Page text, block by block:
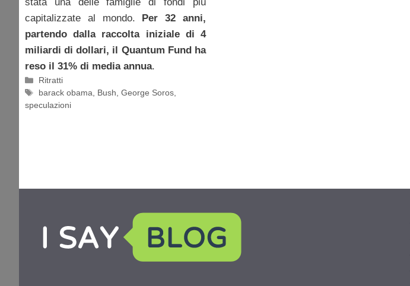
stata una delle famiglie di fondi più
capitalizzate al mondo. Per 32 anni,
partendo dalla raccolta iniziale di 4
miliardi di dollari, il Quantum Fund ha
reso il 31% di media annua.
Categorie
Ritratti
Tag
barack obama, Bush,George Soros,
speculazioni